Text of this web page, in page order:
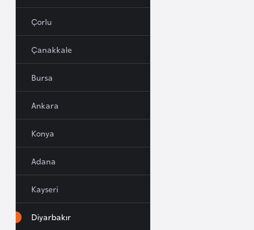
Çorlu
Çanakkale
Bursa
Ankara
Konya
Adana
Kayseri
Diyarbakır
y
z
r
b
a
y
c
a
n
B